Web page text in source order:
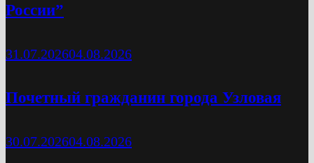
России”
31.07.202604.08.2026
Почетный гражданин города Узловая
30.07.202604.08.2026